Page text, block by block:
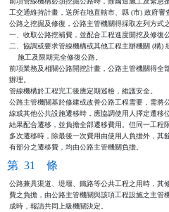
工交通維持計畫，送所在地直轄市、縣 (市) 政
公路之挖掘及修復，公路主管機關得採取左列
一、收取公路挖補費，並配合工程進度開挖
二、協調或要求管線機構或其他工程主辦機關 (構)
施工及限期完全修復公路
前項業務及相關公路開挖計畫，公路主管機關得全
辦理。
管線機構於工程完工後應定期巡檢，維
公路主管機關基於修建或改善公路工程需要，需將
線或其他公共設施遷移時，應協調使用人擇定遷移
結果配合遷移，並負擔全部遷移費用。但同一工程
多次遷移時，除最後一次費用由使用人負擔外，其
有部分之遷移費，均由公路主管機關負擔。
第 31 條
公路兼具渠道、堤堰、鐵路等公共工程之用時，其
費之負擔，由公路主管機關與該項工程設施之主管
成時，報請共同上級機關決定。